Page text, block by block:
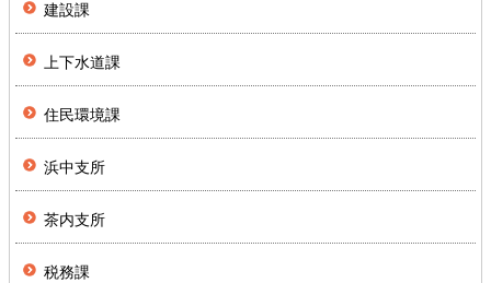
建設課
上下水道課
住民環境課
浜中支所
茶内支所
税務課